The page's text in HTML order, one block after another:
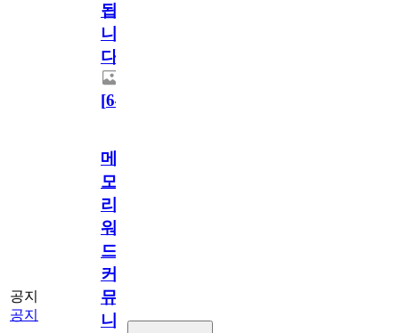
됩
니
다.
[64
공지
공지
메
모
리
워
드
커
뮤
니